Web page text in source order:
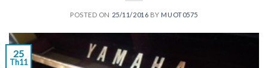
POSTED ON 25/11/2016 BY MUOT0575
25
Th11